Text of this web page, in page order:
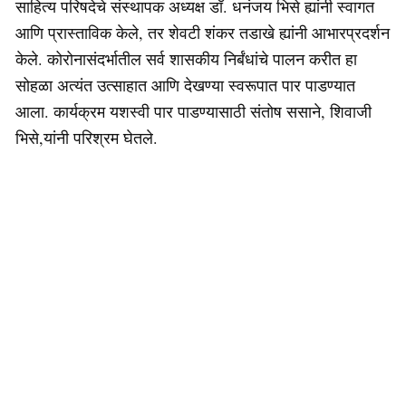
साहित्य परिषदेचे संस्थापक अध्यक्ष डॉ. धनंजय भिसे ह्यांनी स्वागत
आणि प्रास्ताविक केले, तर शेवटी शंकर तडाखे ह्यांनी आभारप्रदर्शन
केले. कोरोनासंदर्भातील सर्व शासकीय निर्बंधांचे पालन करीत हा
सोहळा अत्यंत उत्साहात आणि देखण्या स्वरूपात पार पाडण्यात
आला. कार्यक्रम यशस्वी पार पाडण्यासाठी संतोष ससाने, शिवाजी
भिसे,यांनी परिश्रम घेतले.